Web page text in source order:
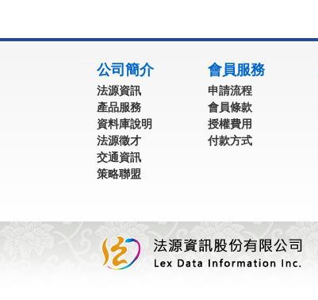
公司簡介
法源資訊
產品服務
資料庫說明
法源徵才
交通資訊
策略聯盟
會員服務
申請流程
會員條款
授權費用
付款方式